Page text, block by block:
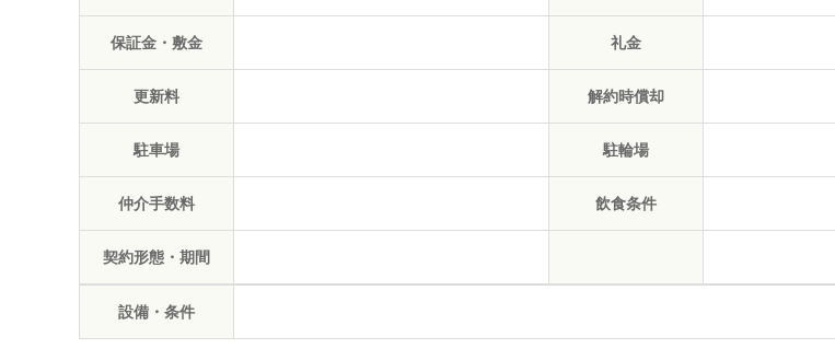
保証金・敷金 礼金
更新料 解約時償却
駐車場 駐輪場
仲介手数料 飲食条件
契約形態・期間
設備・条件